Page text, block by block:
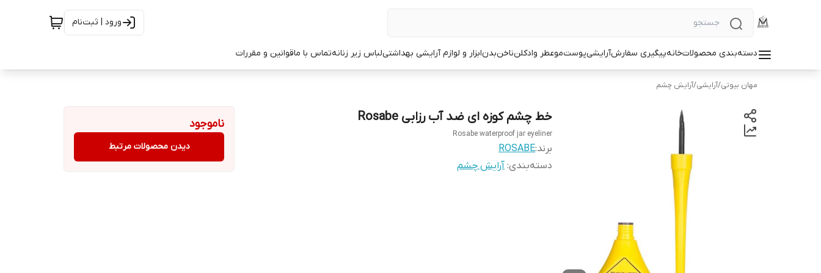
ورود | ثبت‌نام
دسته‌بندی محصولاتخانهپیگیری سفارشآرایشیپوستموعطر وادکلنناخنبدنابزار و لوازم آرایشی بهداشتیلباس زیر زنانهتماس با ماقوانین و مقررات
مهان بیوتی/آرایشی/آرایش چشم
خط چشم کوزه ای ضد آب رزابی Rosabe
Rosabe waterproof jar eyeliner
برند:ROSABE
دسته‌بندی: آرایش چشم
ناموجود
دیدن محصولات مرتبط